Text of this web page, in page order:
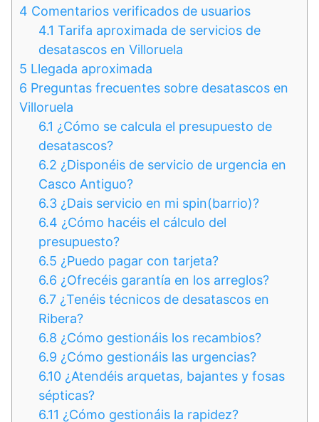
4 Comentarios verificados de usuarios
4.1 Tarifa aproximada de servicios de
desatascos en Villoruela
5 Llegada aproximada
6 Preguntas frecuentes sobre desatascos en
Villoruela
6.1 ¿Cómo se calcula el presupuesto de
desatascos?
6.2 ¿Disponéis de servicio de urgencia en
Casco Antiguo?
6.3 ¿Dais servicio en mi spin(barrio)?
6.4 ¿Cómo hacéis el cálculo del
presupuesto?
6.5 ¿Puedo pagar con tarjeta?
6.6 ¿Ofrecéis garantía en los arreglos?
6.7 ¿Tenéis técnicos de desatascos en
Ribera?
6.8 ¿Cómo gestionáis los recambios?
6.9 ¿Cómo gestionáis las urgencias?
6.10 ¿Atendéis arquetas, bajantes y fosas
sépticas?
6.11 ¿Cómo gestionáis la rapidez?